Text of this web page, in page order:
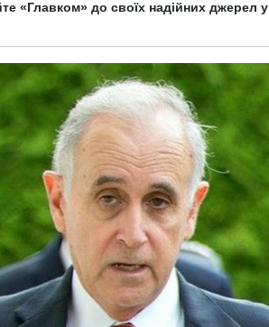
«Главком» до своїх надійних джерел у